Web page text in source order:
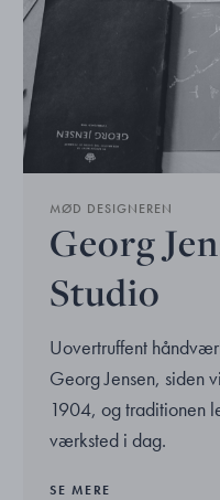
MØD DESIGNEREN
Georg
Studio
Uovertruffent
Georg Jensen, siden
1904, og traditionen
værksted i dag.
SE MERE